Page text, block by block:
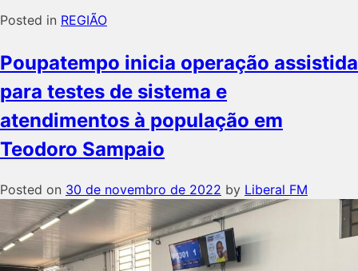
Posted in REGIÃO
Poupatempo inicia operação assistida
para testes de sistema e
atendimentos à população em
Teodoro Sampaio
Posted on 30 de novembro de 2022 by Liberal FM